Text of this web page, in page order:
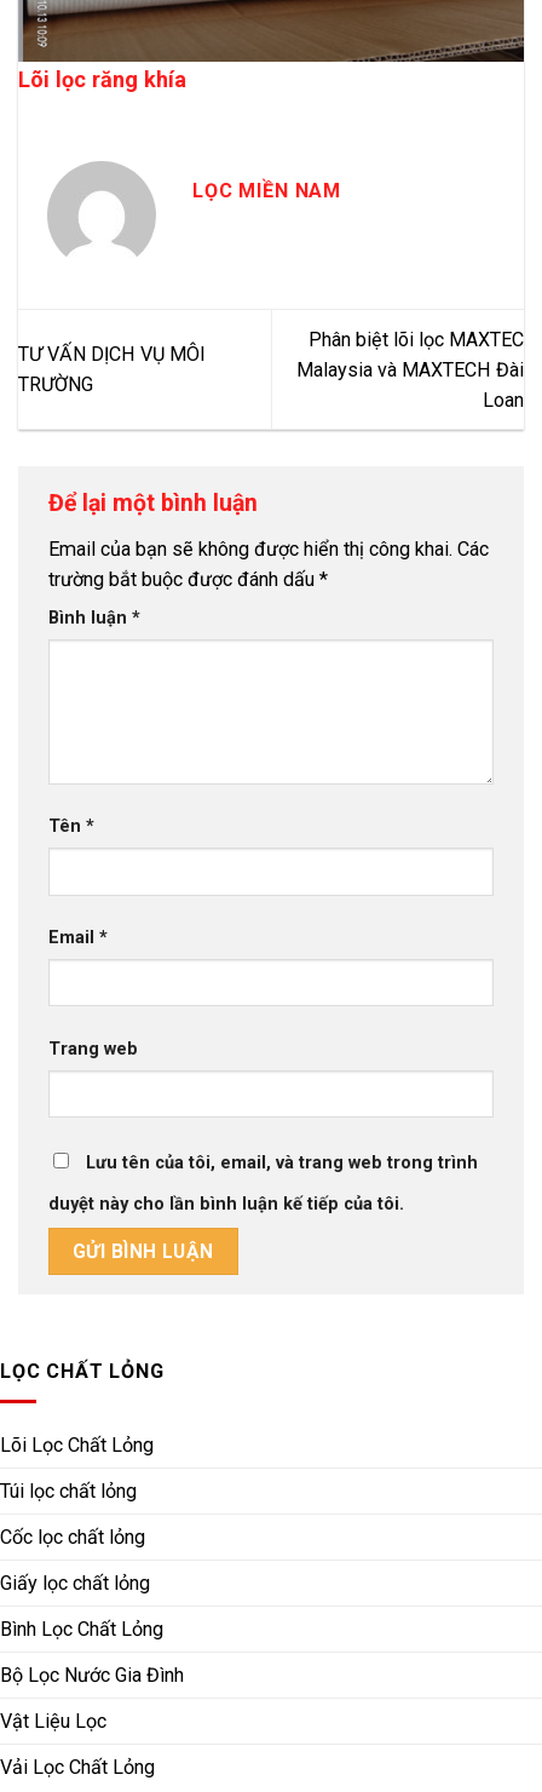
Lõi lọc răng khía
LỌC MIỀN NAM
TƯ VẤN DỊCH VỤ MÔI
TRƯỜNG
Phân biệt lõi lọc MAXTEC
Malaysia và MAXTECH Đài
Loan
Để lại một bình luận
Email của bạn sẽ không được hiển thị công khai. Các
trường bắt buộc được đánh dấu *
Bình luận *
Tên *
Email *
Trang web
Lưu tên của tôi, email, và trang web trong trình
duyệt này cho lần bình luận kế tiếp của tôi.
LỌC CHẤT LỎNG
Lõi Lọc Chất Lỏng
Túi lọc chất lỏng
Cốc lọc chất lỏng
Giấy lọc chất lỏng
Bình Lọc Chất Lỏng
Bộ Lọc Nước Gia Đình
Vật Liệu Lọc
Vải Lọc Chất Lỏng